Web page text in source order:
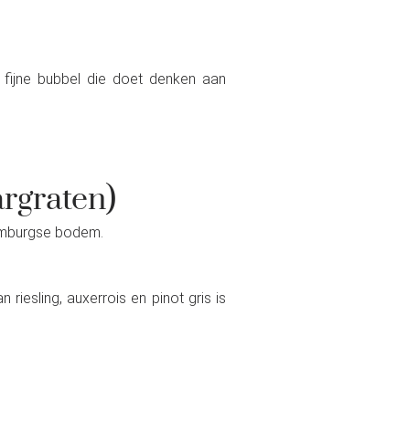
bubbel die doet denken aan
bodem.
riesling, auxerrois en pinot gris is